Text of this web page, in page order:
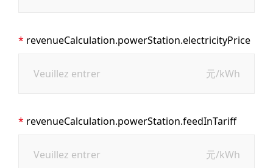
revenueCalculation.powerStation.electricityPrice
元/kWh
revenueCalculation.powerStation.feedInTariff
元/kWh